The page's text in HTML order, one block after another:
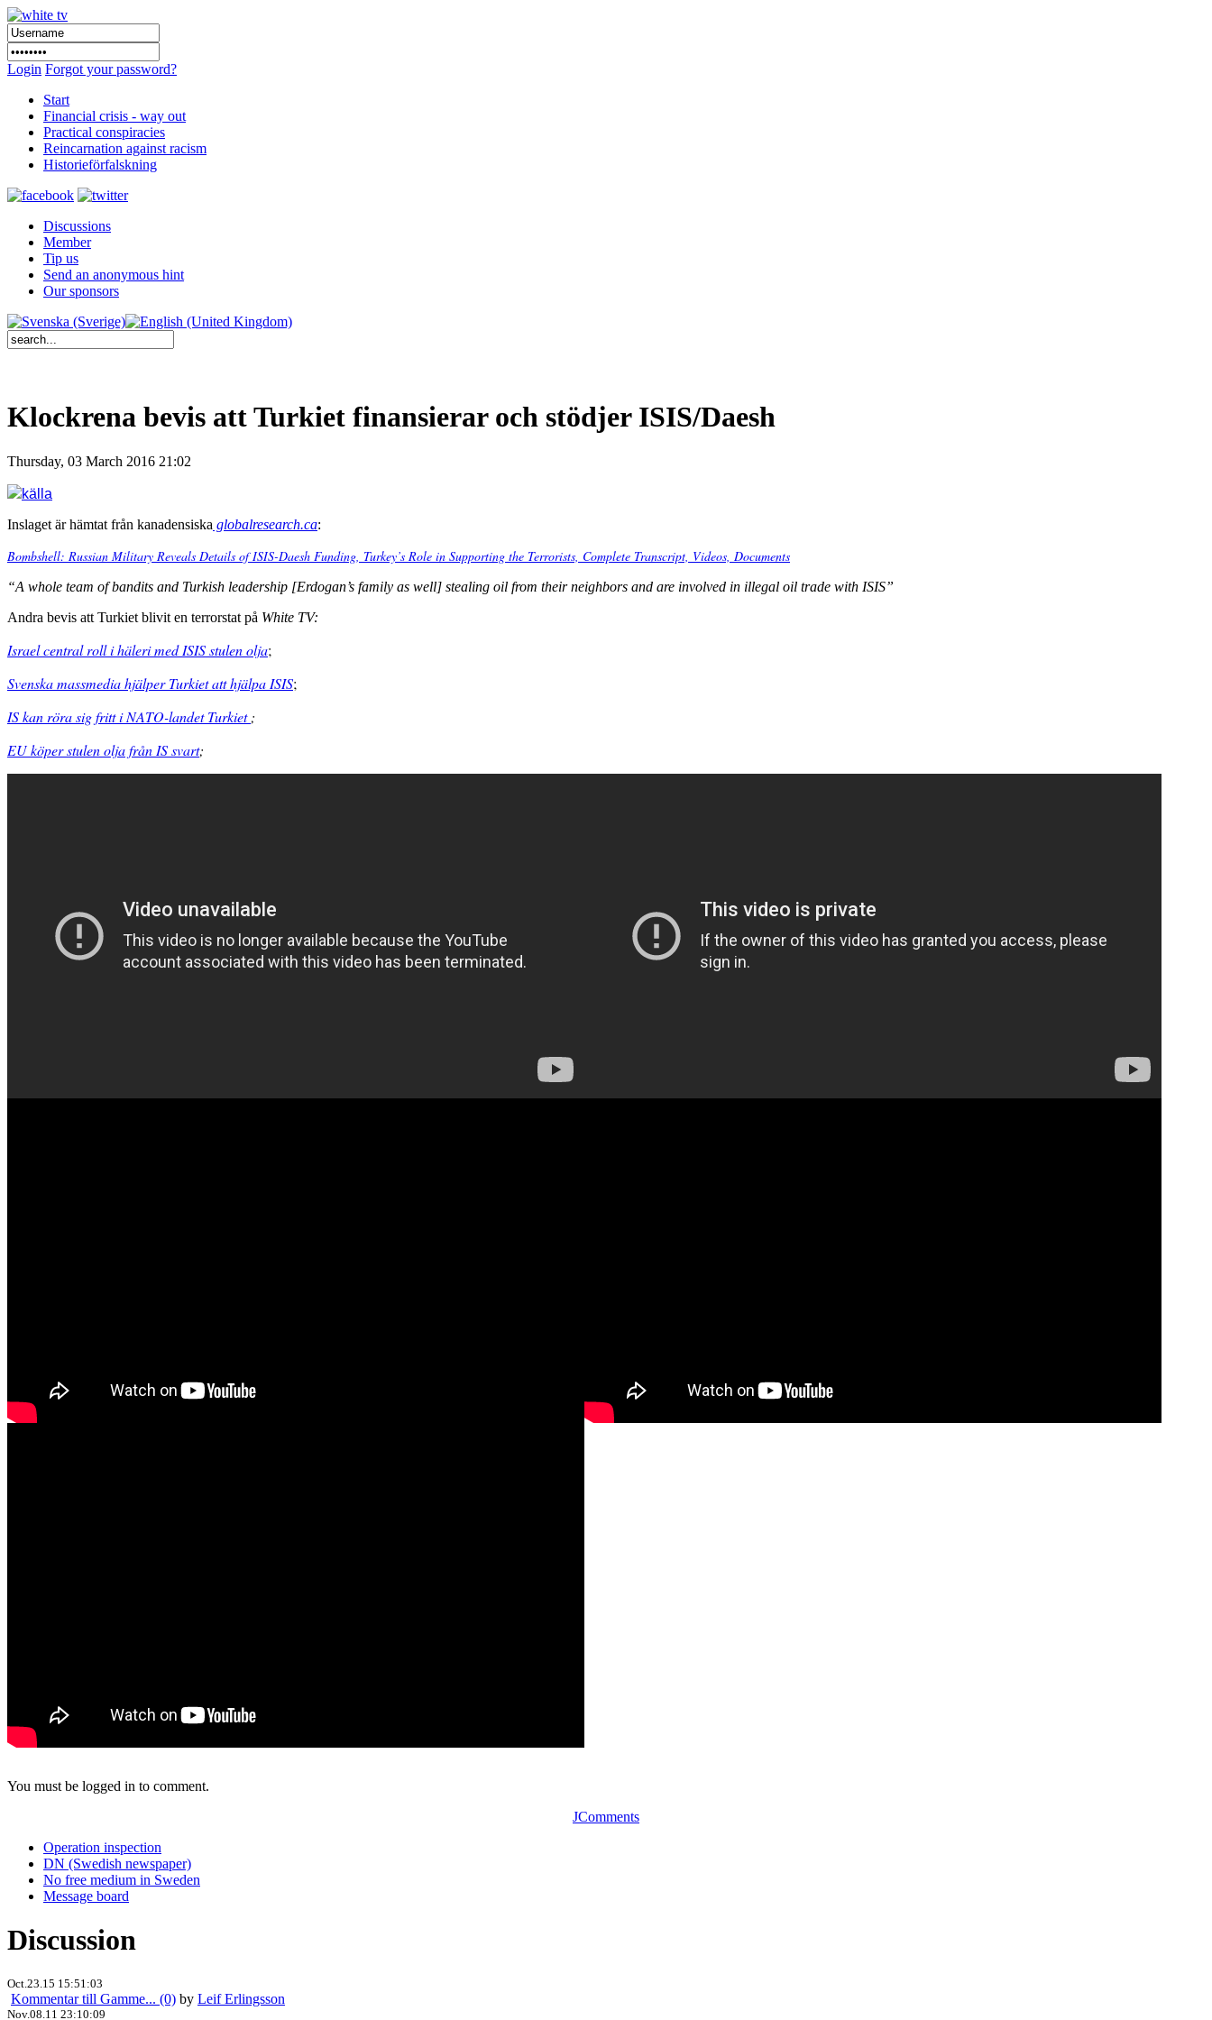
Login Forgot your password?
Start
Financial crisis - way out
Practical conspiracies
Reincarnation against racism
Historieförfalskning
Discussions
Member
Tip us
Send an anonymous hint
Our sponsors
Klockrena bevis att Turkiet finansierar och stödjer ISIS/Daesh
Thursday, 03 March 2016 21:02
källa
Inslaget är hämtat från kanadensiska globalresearch.ca:
Bombshell: Russian Military Reveals Details of ISIS-Daesh Funding, Turkey’s Role in Supporting the Terrorists, Complete Transcript, Videos, Documents
“A whole team of bandits and Turkish leadership [Erdogan’s family as well] stealing oil from their neighbors and are involved in illegal oil trade with ISIS”
Andra bevis att Turkiet blivit en terrorstat på White TV:
Israel central roll i häleri med ISIS stulen olja;
Svenska massmedia hjälper Turkiet att hjälpa ISIS;
IS kan röra sig fritt i NATO-landet Turkiet;
EU köper stulen olja från IS svart;
You must be logged in to comment.
JComments
Operation inspection
DN (Swedish newspaper)
No free medium in Sweden
Message board
Discussion
Oct.23.15 15:51:03
Kommentar till Gamme... (0) by Leif Erlingsson
Nov.08.11 23:10:09